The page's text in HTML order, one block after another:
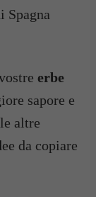
Spagna
erbe
sapore e
altre
da copiare